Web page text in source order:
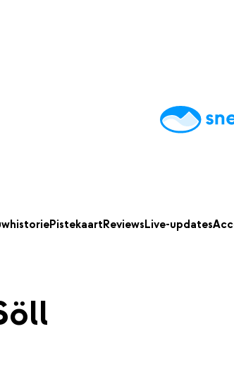
Accommodaties
PistekaartReviewsLive-updates